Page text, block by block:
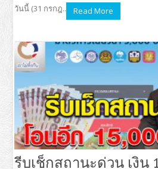
วันนี้ (31 กรกฎ.. Read More
รีบเช็กสถานะด่วน เงิน